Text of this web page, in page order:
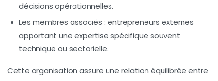
décisions opérationnelles.
Les membres associés : entrepreneurs externes
apportant une expertise spécifique souvent
technique ou sectorielle.
Cette organisation assure une relation équilibrée entre